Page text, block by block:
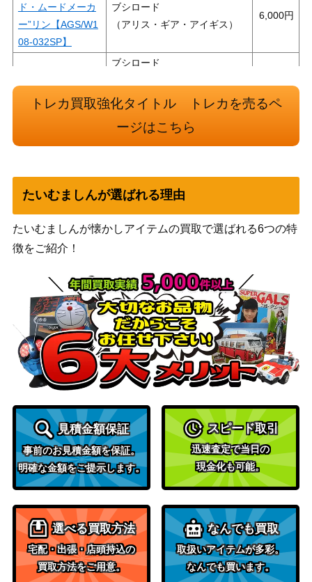
ド・ムードメーカ
ー”リン【AGS/W1
08-032SP】
ブシロード
（アリス・ギア・アイギス）
6,000
(PI/SE36-17SP)
ブシロード
Prisma☆Illya プリズマ☆ファ
8,000
娘を守るため（JJ/
ブシロード
一緒にお出かけ 恵
(SHS/W98-032SP)
Wizards
Fine）
撃砕の無彩色 石井
030SP】
Vol.2）
一ノ太刀 カスミ(B
FR/S78-032SP)
ブシロード
（痛いのは嫌なので防御力に
極振りしたいと思います。）
800
“ロリ、ジト目、不
愛想”ロキシー(MT
I/S83-T14SP)
ブシロード
（無職転生 ～異世界行ったら
30,000
不器用なシュッツ
エンゲル(ALL/S76
-097SEC)
ブシロード
（アサルトリリィ
BOUQUET）
8,000
“魔法使い”フリー
レン【SFN/S108-
T11SP】
ブシロード
39,000
Cosmic Command
【MRd/S111-020
MKS】
ブシロード
（Disney ミラー・ウォリアー
ズ）
50,000
トレカ買取強化タイトル トレカを売るペ
ージはこちら
たいむましんが選ばれる理由
たいむましんが懐かしアイテムの買取で選ばれる6つの特
徴をご紹介！
見積金額保証
事前のお見積金額を保証。
明確な金額をご提示します。
スピード取引
迅速査定で当日の
現金化も可能。
選べる買取方法
宅配・出張・店頭持込の
買取方法をご用意。
なんでも買取
取扱いアイテムが多彩。
なんでも買います。